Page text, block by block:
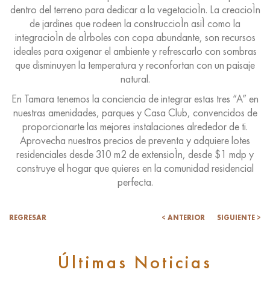
dentro del terreno para dedicar a la vegetacioÌn. La creacioÌn
de jardines que rodeen la construccioÌn asiÌ como la
integracioÌn de aÌrboles con copa abundante, son recursos
ideales para oxigenar el ambiente y refrescarlo con sombras
que disminuyen la temperatura y reconfortan con un paisaje
natural.
En Tamara tenemos la conciencia de integrar estas tres “A” en
nuestras amenidades, parques y Casa Club, convencidos de
proporcionarte las mejores instalaciones alrededor de ti.
Aprovecha nuestros precios de preventa y adquiere lotes
residenciales desde 310 m2 de extensioÌn, desde $1 mdp y
construye el hogar que quieres en la comunidad residencial
perfecta.
REGRESAR < ANTERIOR SIGUIENTE >
Últimas Noticias